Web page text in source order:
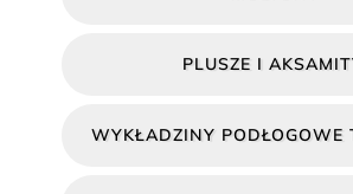
PLUSZE I
WYKŁADZINY PODŁOGOWE